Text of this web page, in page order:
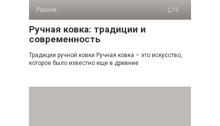
Разное 0
Ручная ковка: традиции и
современность
Традиции ручной ковки Ручная ковка – это искусство,
которое было известно еще в древние